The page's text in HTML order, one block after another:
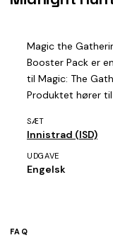
Magic the
Booster Pack er
til Magic: The
Produktet hører
SÆT
Innistrad (ISD)
UDGAVE
Engelsk
FAQ